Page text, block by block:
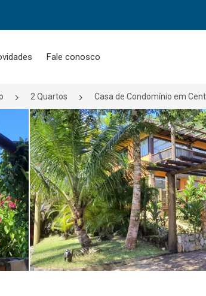
Fale conosco
2 Quartos Casa de Condomínio em